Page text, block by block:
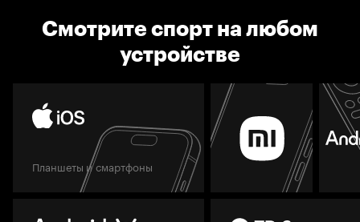
Смотрите спорт на любом
устройстве
Планшеты и смартфоны